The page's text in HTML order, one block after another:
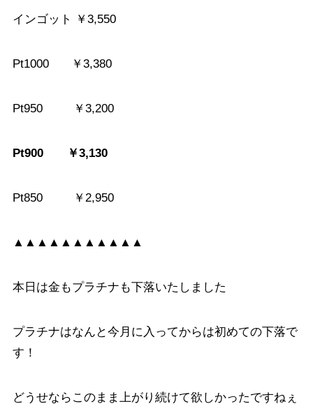
インゴット ￥3,550
Pt1000 ￥3,380
Pt950 ￥3,200
Pt900 ￥3,130
Pt850 ￥2,950
▲▲▲▲▲▲▲▲▲▲▲
本日は金もプラチナも下落いたしました
プラチナはなんと今月に入ってからは初めての下落で
す！
どうせならこのまま上がり続けて欲しかったですねぇ